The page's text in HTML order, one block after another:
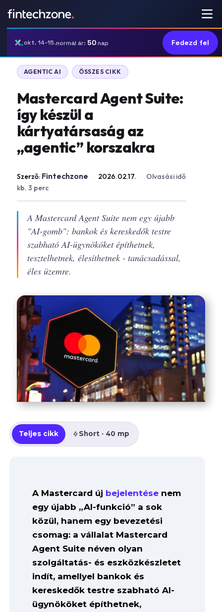
okt. 14-15.normál ár: 50nap Fedezd fel
AGENTIC AI ÖSSZES CIKK
Mastercard Agent Suite:
így készül a
kártyatársaság az
„agentic” korszakra
Szerző: Fintechzone · 2026.02.17. · Olvasási idő
kb. 3 perc
A Mastercard Agent Suite nem egy újabb
"AI-gomb": bankok és kereskedők testre
szabható AI-ügynököket építhetnek,
tesztelhetnek, élesíthetnek - tanácsadással,
éles üzemre.
Teljes cikk Short · 40 mp
A Mastercard új bejelentése nem
egy újabb „AI-funkció” a sok
közül, hanem egy bevezetési
csomag: a vállalat Mastercard
Agent Suite néven olyan
szolgáltatás- és eszközkészletet
indít, amellyel bankok és
kereskedők testre szabható AI-
ügynököket építhetnek,